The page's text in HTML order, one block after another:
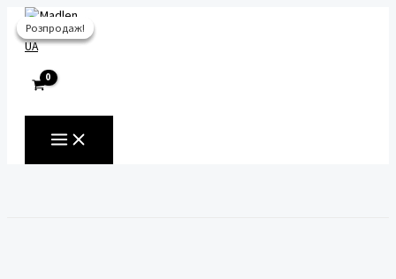
Перейти
до
вмісту
UA
MAIN
MENU
Розпродаж!
Розпродаж!
Розпродаж!